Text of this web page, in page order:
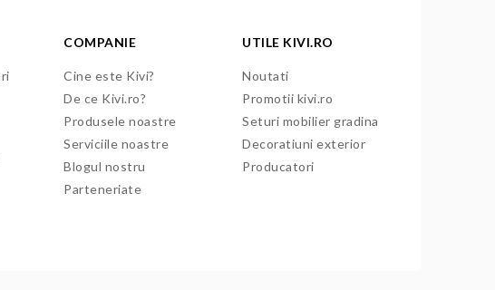
COMPANIE
Cine este Kivi?
De ce Kivi.ro?
Produsele noastre
Serviciile noastre
Blogul nostru
Parteneriate
UTILE KIVI.RO
Noutati
Promotii kivi.ro
Seturi mobilier gradina
Decoratiuni exterior
Producatori